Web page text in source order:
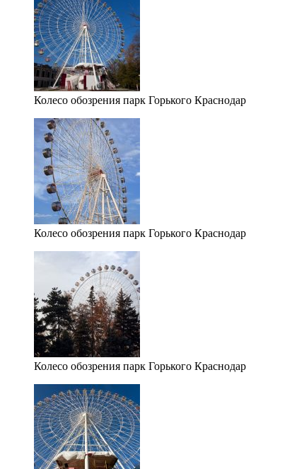
Колесо обозрения парк Горького Краснодар
Колесо обозрения парк Горького Краснодар
Колесо обозрения парк Горького Краснодар